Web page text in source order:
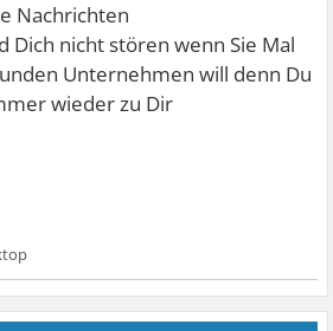
Nachrichten
Dich nicht stören wenn Sie Mal
Unternehmen will denn Du
wieder zu Dir